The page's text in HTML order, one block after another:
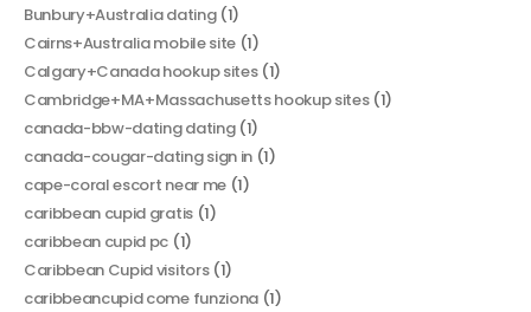
Bunbury+Australia dating(1)
Cairns+Australia mobile site(1)
Calgary+Canada hookup sites(1)
Cambridge+MA+Massachusetts hookup sites(1)
canada-bbw-dating dating(1)
canada-cougar-dating sign in(1)
cape-coral escort near me(1)
caribbean cupid gratis(1)
caribbean cupid pc (1)
Caribbean Cupid visitors(1)
caribbeancupid come funziona(1)